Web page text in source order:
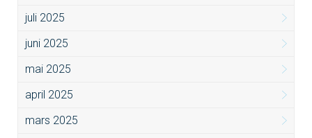
juli 2025
juni 2025
mai 2025
april 2025
mars 2025